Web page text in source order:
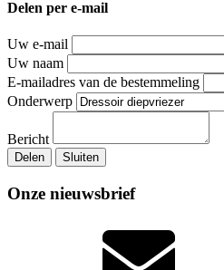
Delen per e-mail
Uw e-mail
Uw naam
E-mailadres van de bestemmeling
Onderwerp
Bericht
Delen Sluiten
Onze nieuwsbrief